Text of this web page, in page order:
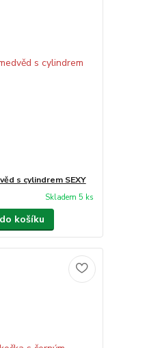
s cylindrem SEXY
Skladem 5 ks
košíku